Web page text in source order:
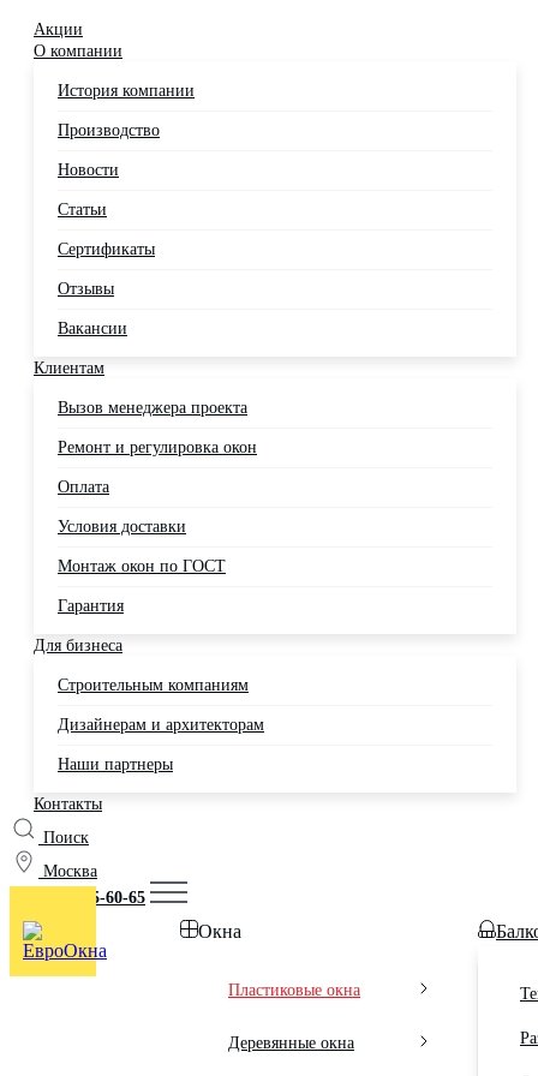
Акции
О компании
История компании
Производство
Новости
Статьи
Сертификаты
Отзывы
Вакансии
Клиентам
Вызов менеджера проекта
Ремонт и регулировка окон
Оплата
Условия доставки
Монтаж окон по ГОСТ
Гарантия
Для бизнеса
Строительным компаниям
Дизайнерам и архитекторам
Наши партнеры
Контакты
Поиск
Москва
+7 (495) 725-60-65
Окна
Пластиковые окна
Деревянные окна